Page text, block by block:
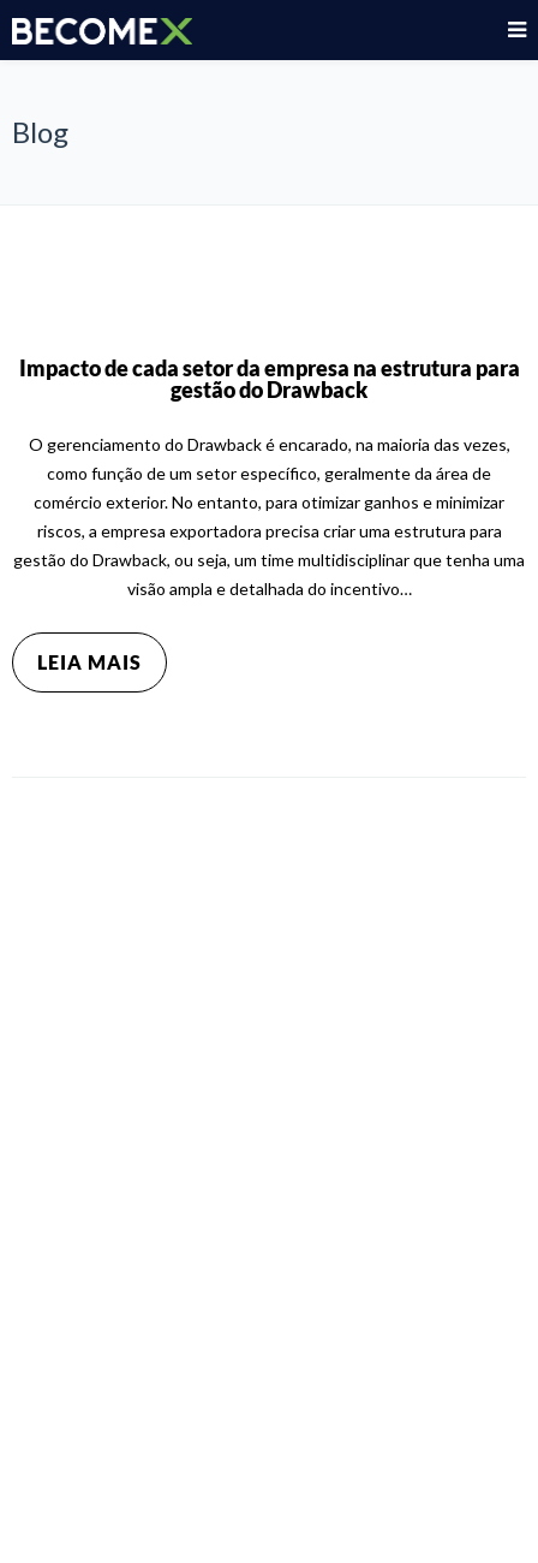
Blog
Impacto de cada setor da empresa na estrutura para
gestão do Drawback
O gerenciamento do Drawback é encarado, na maioria das vezes,
como função de um setor específico, geralmente da área de
comércio exterior. No entanto, para otimizar ganhos e minimizar
riscos, a empresa exportadora precisa criar uma estrutura para
gestão do Drawback, ou seja, um time multidisciplinar que tenha uma
visão ampla e detalhada do incentivo…
LEIA MAIS